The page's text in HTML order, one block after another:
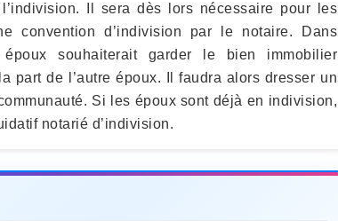
Il sera dès lors nécessaire pour les
convention d’indivision par le notaire. Dans
époux souhaiterait garder le bien immobilier
part de l’autre époux. Il faudra alors dresser un
Si les époux sont déjà en indivision,
notarié d’indivision.